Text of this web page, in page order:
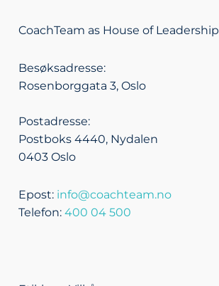
k
d
i
e
o
p
e
o
t
CoachTeam as House of Leadership
Besøksadresse:
Rosenborggata 3, Oslo
Postadresse:
Postboks 4440, Nydalen
0403 Oslo
Epost: info@coachteam.no
Telefon: 400 04 500